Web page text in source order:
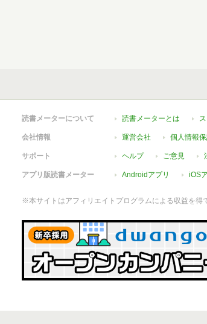
読書メーターについて 読書メーターとは
会社情報 運営会社 個人情報
サポート ヘルプ ご意見
アプリ版読書メーター Androidアプリ iOS
※本サイトはアフィリエイトプログラムによる収益を得